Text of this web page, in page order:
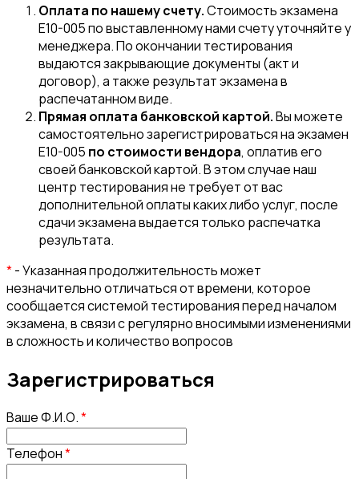
Оплата по нашему счету.Стоимость экзамена
E10-005 по выставленному нами счету уточняйте у
менеджера. По окончании тестирования
выдаются закрывающие документы (акт и
договор), а также результат экзамена в
распечатанном виде.
Прямая оплата банковской картой.Вы можете
самостоятельно зарегистрироваться на экзамен
E10-005 по стоимости вендора, оплатив его
своей банковской картой. В этом случае наш
центр тестирования не требует от вас
дополнительной оплаты каких либо услуг, после
сдачи экзамена выдается только распечатка
результата.
*- Указанная продолжительность может
незначительно отличаться от времени, которое
сообщается системой тестирования перед началом
экзамена, в связи с регулярно вносимыми изменениями
в сложность и количество вопросов
Зарегистрироваться
Ваше Ф.И.О.*
Телефон*